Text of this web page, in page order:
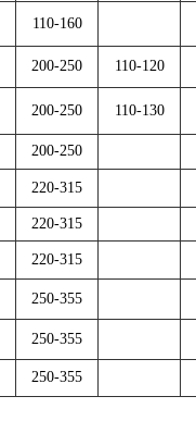
110-160
200-250 110-120
200-250 110-130
200-250
220-315
220-315
220-315
250-355
250-355
250-355